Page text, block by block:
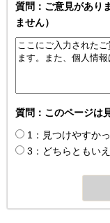
質問：ご意見があり
ません）
質問：このページは
1：見つけやすか
3：どちらともい